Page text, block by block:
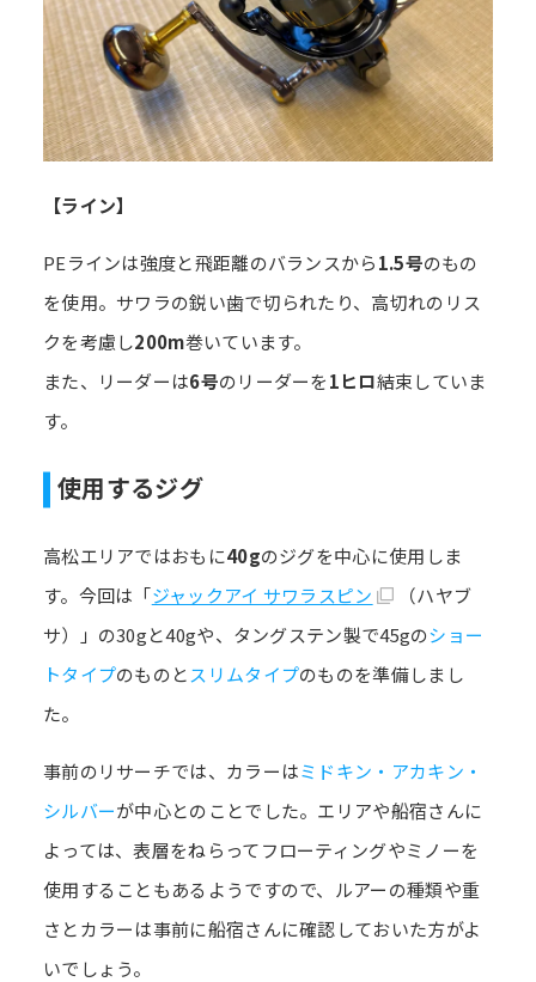
【ライン】
PEラインは強度と飛距離のバランスから1.5号のもの
を使用。サワラの鋭い歯で切られたり、高切れのリス
クを考慮し200m巻いています。
また、リーダーは6号のリーダーを1ヒロ結束していま
す。
使用するジグ
高松エリアではおもに40gのジグを中心に使用しま
す。今回は「ジャックアイ サワラスピン
（ハヤブ
サ）」の30gと40gや、タングステン製で45gのショー
トタイプのものとスリムタイプのものを準備しまし
た。
事前のリサーチでは、カラーはミドキン・アカキン・
シルバーが中心とのことでした。エリアや船宿さんに
よっては、表層をねらってフローティングやミノーを
使用することもあるようですので、ルアーの種類や重
さとカラーは事前に船宿さんに確認しておいた方がよ
いでしょう。